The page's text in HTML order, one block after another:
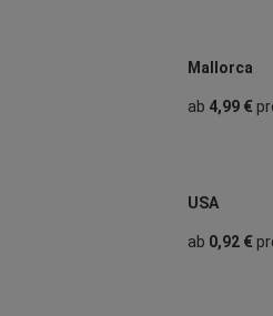
Mallorca
ab 4,99 €
USA
ab 0,92 €